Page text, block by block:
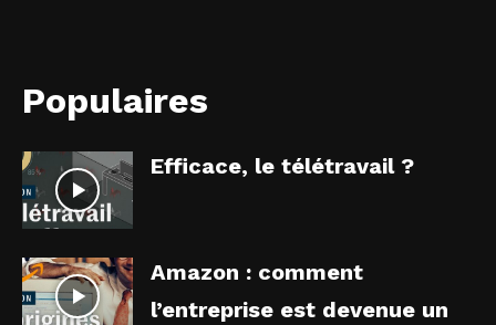
Populaires
Efficace, le télétravail ?
Amazon : comment
l’entreprise est devenue un